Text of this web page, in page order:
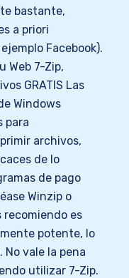
bastante,
a priori
Facebook).
Web 7-Zip,
GRATIS Las
Windows
para
archivos,
de lo
de pago
Winzip o
recomiendo es
potente, lo
vale la pena
utilizar 7-Zip.